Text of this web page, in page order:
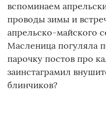
вспоминаем
проводы зимы и
апрельско-майского
Масленица погуляла
парочку постов про
заинстаграмил
блинчиков?